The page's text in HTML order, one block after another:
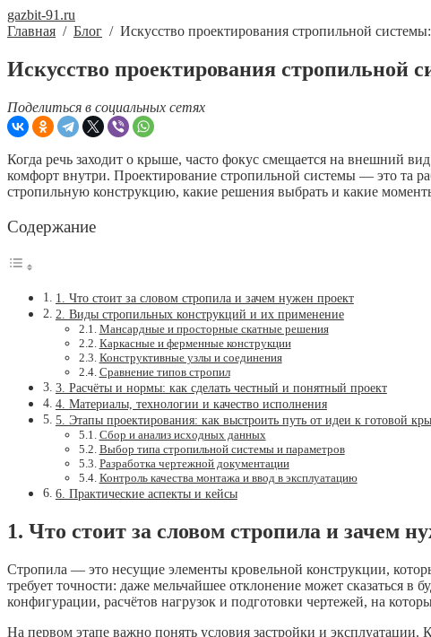
gazbit-91.ru
Главная / Блог / Искусство проектирования стропильной
Искусство проектирования стропильной
Поделиться в социальных сетях
Когда речь заходит о крыше, часто фокус смещается на внешний
комфорт внутри. Проектирование стропильной системы — это та
стропильную конструкцию, какие решения выбрать и какие
Содержание
1. Что стоит за словом стропила и зачем нужен проект
2. Виды стропильных конструкций и их применение
Мансардные и просторные скатные решения
Каркасные и ферменные конструкции
Конструктивные узлы и соединения
Сравнение типов стропил
3. Расчёты и нормы: как сделать честный и понятный проект
4. Материалы, технологии и качество исполнения
5. Этапы проектирования: как выстроить путь от идеи к готовой
Сбор и анализ исходных данных
Выбор типа стропильной системы и параметров
Разработка чертежной документации
Контроль качества монтажа и ввод в эксплуатацию
6. Практические аспекты и кейсы
1. Что стоит за словом стропила и зачем
Стропила — это несущие элементы кровельной конструкции,
требует точности: даже мельчайшее отклонение может сказаться
конфигурации, расчётов нагрузок и подготовки чертежей, на
На первом этапе важно понять условия застройки и